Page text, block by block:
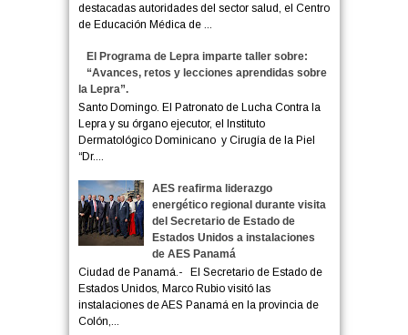
destacadas autoridades del sector salud, el Centro
de Educación Médica de ...
El Programa de Lepra imparte taller sobre:
“Avances, retos y lecciones aprendidas sobre
la Lepra”.
Santo Domingo. El Patronato de Lucha Contra la
Lepra y su órgano ejecutor, el Instituto
Dermatológico Dominicano y Cirugía de la Piel
“Dr....
AES reafirma liderazgo
energético regional durante visita
del Secretario de Estado de
Estados Unidos a instalaciones
de AES Panamá
Ciudad de Panamá.- El Secretario de Estado de
Estados Unidos, Marco Rubio visitó las
instalaciones de AES Panamá en la provincia de
Colón,...